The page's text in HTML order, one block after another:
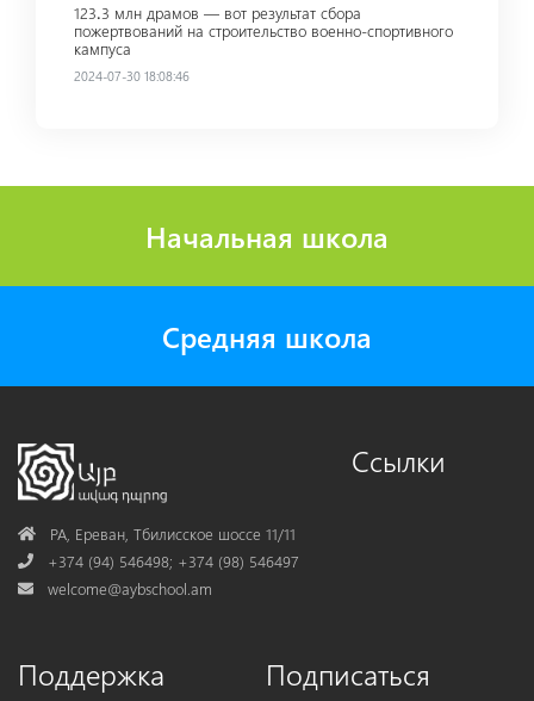
123․3 млн драмов — вот результат сбора
пожертвований на строительство военно-спортивного
кампуса
2024-07-30 18:08:46
Начальная школа
Средняя школа
AddressРА, Ереван, Тбилисское шоссе 11/11
Phone+374 (94) 546498; +374 (98) 546497
Mail
welcome@aybschool.am
Ссылки
Поддержка Подписаться